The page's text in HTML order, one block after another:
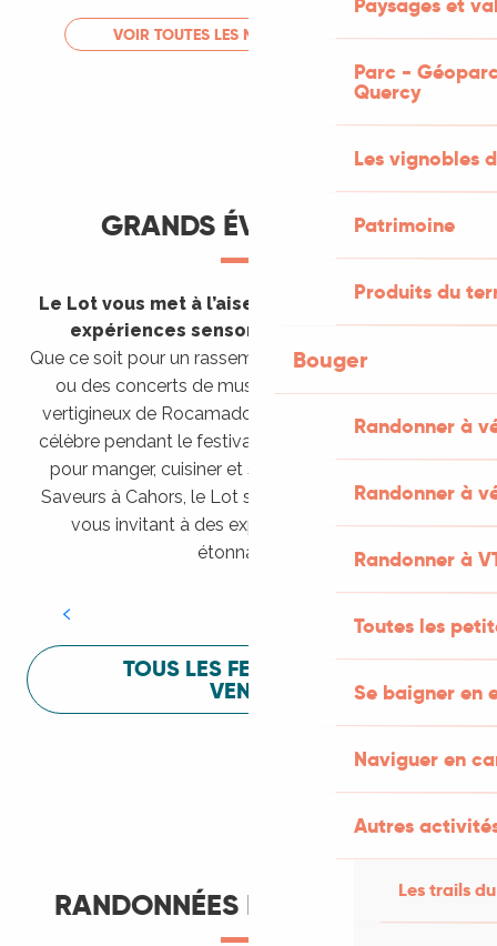
Parc -
Quercy
Les vignobles
Patrimoine
Produits du
Bouger
Randonner à
Randonner à
Randonner à
Toutes les
Se baigner en
Naviguer en
Autres
Les trails
LIRE LA SUITE
VOIR TOUTES LES MANIFESTATIONS
GRANDS ÉVÈNEMENTS
Le Lot vous met à l’aise en vous invitant à des
expériences sensorielles étonnantes !
Que ce soit pour un rassemblement de montgolfières
ou des concerts de musique sacrée dans le site
vertigineux de Rocamadour, pour écouter un opéra
célèbre pendant le festival de Saint-Céré ou encore
pour manger, cuisiner et s’amuser pendant Lot of
Saveurs à Cahors, le Lot sait vous mettre à l’aise en
vous invitant à des expériences sensorielles
étonnantes !
Festival Lot of Saveurs
TOUS LES FESTIVALS À
VENIR
RANDONNÉES ET ITINÉRANCE